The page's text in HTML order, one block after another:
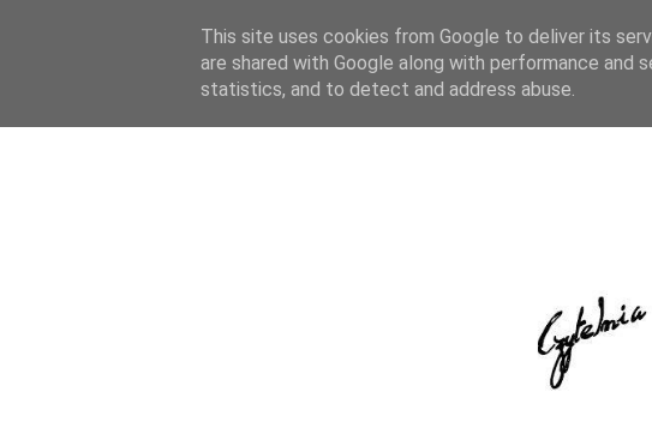
STRONA GŁÓWNA WSPÓŁPRACA RECENZJE O STRONIE
This site uses cookies from Google to deliver its
are shared with Google along with performance
statistics, and to detect and address abuse.